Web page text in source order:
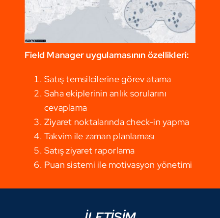
Field Manager uygulamasının özellikleri:
Satış temsilcilerine görev atama
Saha ekiplerinin anlık sorularını
cevaplama
Ziyaret noktalarında check-in yapma
Takvim ile zaman planlaması
Satış ziyaret raporlama
Puan sistemi ile motivasyon yönetimi